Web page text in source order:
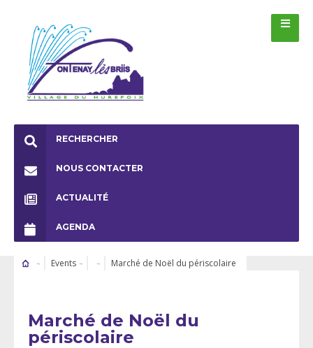
RECHERCHER
NOUS CONTACTER
ACTUALITÉ
AGENDA
Events Marché de Noël du périscolaire
Marché de Noël du
périscolaire